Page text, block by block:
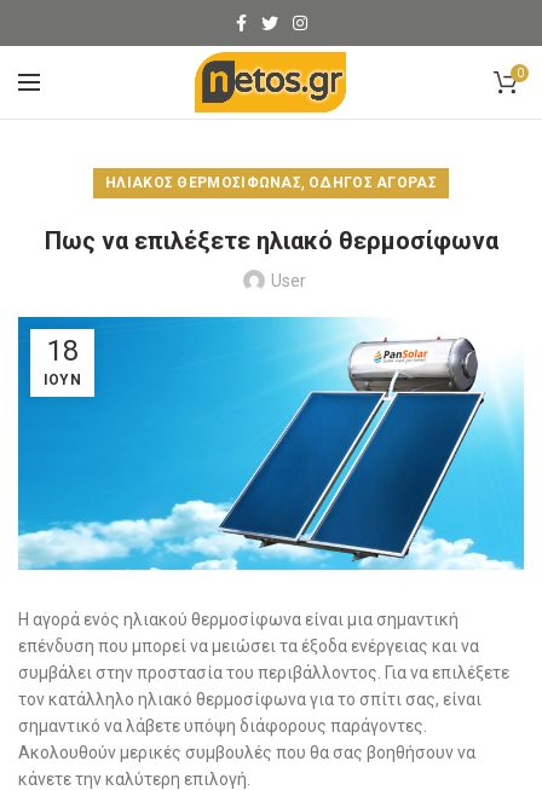
0
ΗΛΙΑΚΌΣ ΘΕΡΜΟΣΊΦΩΝΑΣ, ΟΔΗΓΌΣ ΑΓΟΡΆΣ
Πως να επιλέξετε ηλιακό θερμοσίφωνα
User
18
ΙΟΎΝ
Η αγορά ενός ηλιακού θερμοσίφωνα είναι μια σημαντική
επένδυση που μπορεί να μειώσει τα έξοδα ενέργειας και να
συμβάλει στην προστασία του περιβάλλοντος. Για να επιλέξετε
τον κατάλληλο ηλιακό θερμοσίφωνα για το σπίτι σας, είναι
σημαντικό να λάβετε υπόψη διάφορους παράγοντες.
Ακολουθούν μερικές συμβουλές που θα σας βοηθήσουν να
κάνετε την καλύτερη επιλογή.